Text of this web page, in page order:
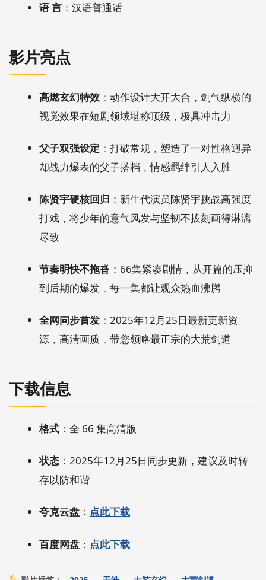
语 言 ：汉语普通话
影片亮点
高燃玄幻特效 ：动作设计大开大合，剑气纵横的
视觉效果在短剧领域堪称顶级，极具冲击力
父子双强设定 ：打破常规，塑造了一对性格迥异
却战力爆表的父子搭档，情感羁绊引人入胜
陈贤宇硬核回归 ：新生代演员陈贤宇挑战高强度
打戏，将少年的意气风发与坚韧不拔刻画得淋漓
尽致
节奏明快不拖沓 ：66集紧凑剧情，从开篇的压抑
到后期的爆发，每一集都让观众热血沸腾
全网同步首发 ：2025年12月25日最新更新资
源，高清画质，带您领略最正宗的大荒剑道
下载信息
格式 ：全 66 集高清版
状态 ：2025年12月25日同步更新，建议及时转
存以防和谐
夸克云盘 ： 点此下载
百度网盘 ： 点此下载